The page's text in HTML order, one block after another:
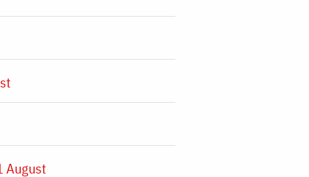
August